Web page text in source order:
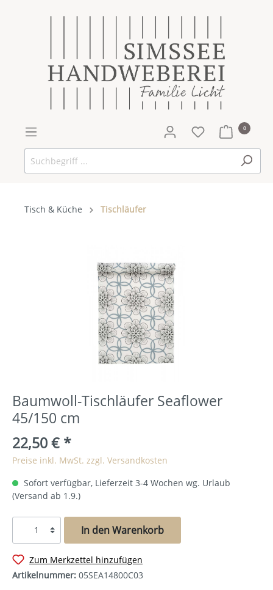
0
Tisch & Küche Tischläufer
Baumwoll-Tischläufer Seaflower
45/150 cm
22,50 € *
Preise inkl. MwSt. zzgl. Versandkosten
Sofort verfügbar, Lieferzeit 3-4 Wochen wg. Urlaub
(Versand ab 1.9.)
In den Warenkorb
Zum Merkzettel hinzufügen
Artikelnummer: 05SEA14800C03